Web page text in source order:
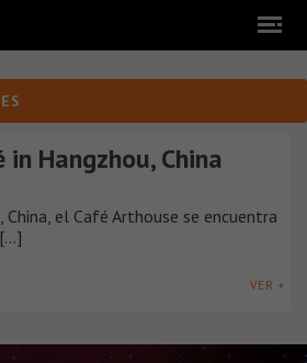
Hangzhou, China
China, el Café Arthouse se encuentra
VER +